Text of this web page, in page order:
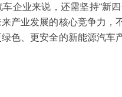
企业来说，还需坚持“新
产业发展的核心竞争力，
色、更安全的新能源汽车